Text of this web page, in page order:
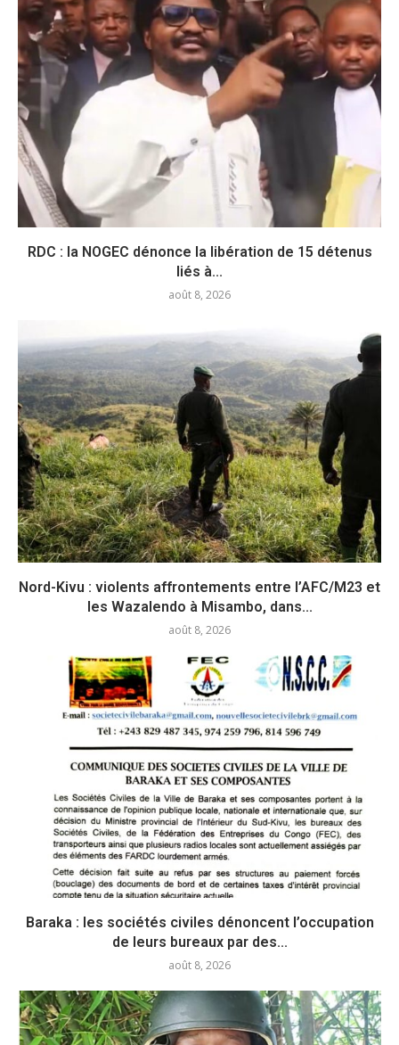
RDC : la NOGEC dénonce la libération de 15 détenus
liés à...
août 8, 2026
Nord-Kivu : violents affrontements entre l’AFC/M23 et
les Wazalendo à Misambo, dans...
août 8, 2026
Baraka : les sociétés civiles dénoncent l’occupation
de leurs bureaux par des...
août 8, 2026